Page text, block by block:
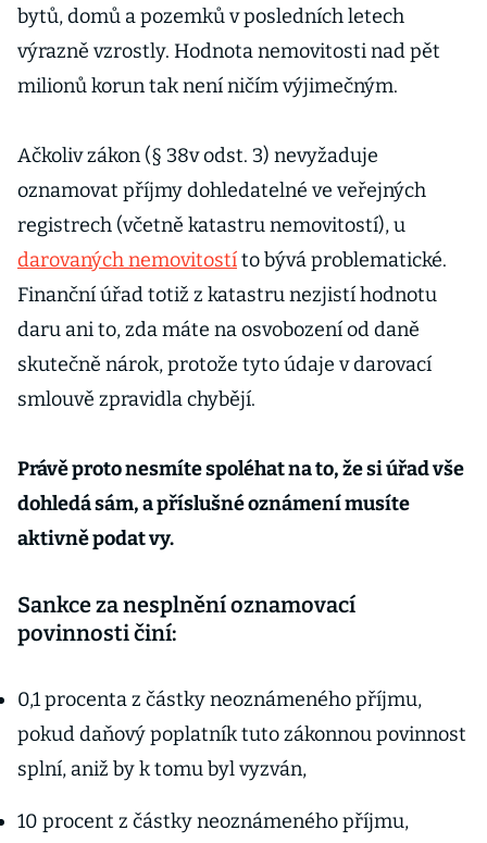
bytů, domů a pozemků v posledních letech
výrazně vzrostly. Hodnota nemovitosti nad pět
milionů korun tak není ničím výjimečným.
Ačkoliv zákon (§ 38v odst. 3) nevyžaduje
oznamovat příjmy dohledatelné ve veřejných
registrech (včetně katastru nemovitostí), u
darovaných nemovitostíto bývá problematické.
Finanční úřad totiž z katastru nezjistí hodnotu
daru ani to, zda máte na osvobození od daně
skutečně nárok, protože tyto údaje v darovací
smlouvě zpravidla chybějí.
Právě proto nesmíte spoléhat na to, že si úřad vše
dohledá sám, a příslušné oznámení musíte
aktivně podat vy.
Sankce za nesplnění oznamovací
povinnosti činí:
0,1 procenta z částky neoznámeného příjmu,
pokud daňový poplatník tuto zákonnou povinnost
splní, aniž by k tomu byl vyzván,
10 procent z částky neoznámeného příjmu,